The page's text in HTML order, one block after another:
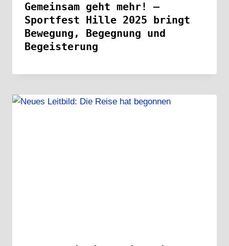
Gemeinsam geht mehr! –
Sportfest Hille 2025 bringt
Bewegung, Begegnung und
Begeisterung